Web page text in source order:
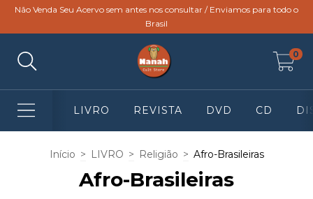
Não Venda Seu Acervo sem antes nos consultar / Enviamos para todo o
Brasil
0
LIVRO REVISTA DVD CD
Início > LIVRO > Religião > Afro-Brasileiras
Afro-Brasileiras